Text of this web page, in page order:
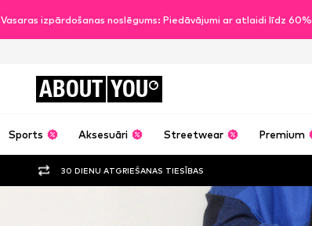
Vasaras izpārdošanas noslēgums: Piedāvājumi ar atlaidi līdz 60%
ABOUT YOU
Sports Aksesuāri Streetwear Premium
30 DIENU ATGRIEŠANAS TIESĪBAS